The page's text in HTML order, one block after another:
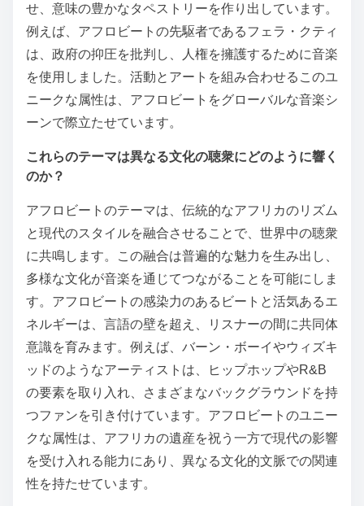
せ、意味の豊かなタペストリーを作り出しています。
例えば、アフロビートの先駆者であるフェラ・クティ
は、政府の抑圧を批判し、人権を擁護するために音楽
を使用しました。活動とアートを組み合わせるこのユ
ニークな属性は、アフロビートをグローバルな音楽シ
ーンで際立たせています。
これらのテーマは異なる文化の聴衆にどのように響く
のか？
アフロビートのテーマは、伝統的なアフリカのリズム
と現代のスタイルを融合させることで、世界中の聴衆
に共鳴します。この融合は普遍的な魅力を生み出し、
多様な文化が音楽を通じてつながることを可能にしま
す。アフロビートの感染力のあるビートと活気あるエ
ネルギーは、言語の壁を超え、リスナーの間に共同体
意識を育みます。例えば、バーン・ボーイやウィズキ
ッドのようなアーティストは、ヒップホップやR&B
の要素を取り入れ、さまざまなバックグラウンドを持
つファンを引き付けています。アフロビートのユニー
クな属性は、アフリカの遺産を祝う一方で現代の影響
を受け入れる能力にあり、異なる文化的文脈での関連
性を持たせています。